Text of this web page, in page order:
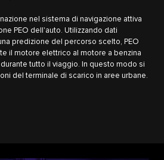
nel sistema di navigazione attiva
PEO dell'auto. Utilizzando dati
predizione del percorso scelto, PEO
il motore elettrico al motore a benzina
tutto il viaggio. In questo modo si
del terminale di scarico in aree urbane.